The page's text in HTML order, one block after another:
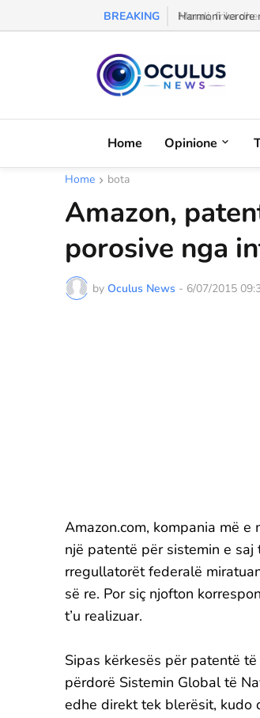
BREAKING Morali, frika dhe
Home Opinione
Home bota
Amazon,
porosive nga
by Oculus News - 6/07/2015
Amazon.com, kompania më
një patentë për sistemin e
rregullatorët federalë
së re. Por siç njofton
t’u realizuar.
Sipas kërkesës për patentë
përdorë Sistemin Global të
edhe direkt tek blerësit, kudo